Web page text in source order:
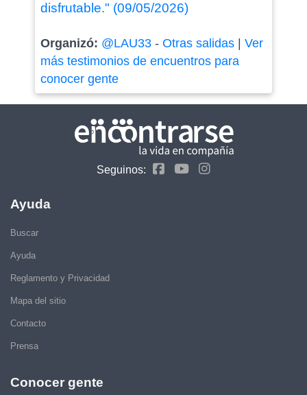
disfrutable." (09/05/2026)
Organizó: @LAU33- Otras salidas| Ver
más testimonios de encuentros para
conocer gente
Seguinos:
Ayuda
Buscar
Ayuda
Reglamento y Privacidad
Mapa del sitio
Contacto
Prensa
Conocer gente